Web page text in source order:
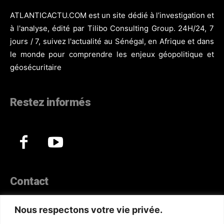
Nous respectons votre vie privée.
ATLANTICACTU.COM est un site dédié à l’investigation et
à l'analyse, édité par Tilibo Consulting Group. 24H/24, 7
jours / 7, suivez l'actualité au Sénégal, en Afrique et dans
le monde pour comprendre les enjeux géopolitique et
géosécuritaire
Restez informés
Contact
Téléphone :(+221) 70 330 86 87‬